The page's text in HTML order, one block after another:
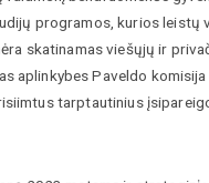
programos, kurios leistų
skatinamas viešųjų ir
aplinkybes Paveldo komisija
tarptautinius